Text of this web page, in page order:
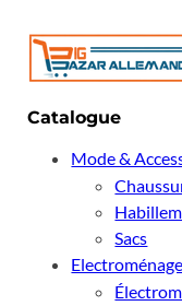
Catalogue
Mode &
Sacs